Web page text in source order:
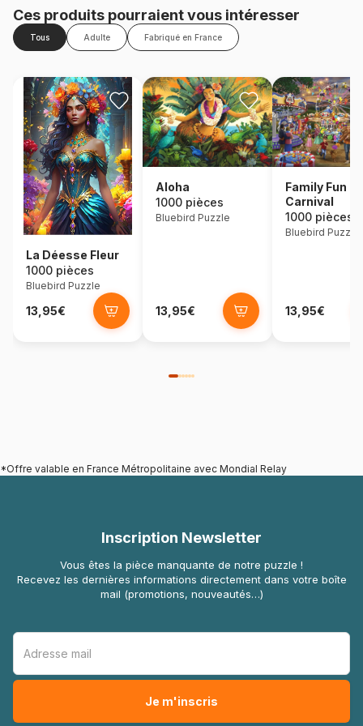
Ces produits pourraient vous intéresser
Tous Adulte Fabriqué en France
La Déesse Fleur
1000 pièces
Bluebird Puzzle
13,95€
Aloha
1000 pièces
Bluebird Puzzle
13,95€
Family Fun
Carnival
1000 pièces
Bluebird Puzzle
13,95€
*Offre valable en France Métropolitaine avec Mondial Relay
Inscription Newsletter
Vous êtes la pièce manquante de notre puzzle !
Recevez les dernières informations directement dans votre boîte
mail (promotions, nouveautés…)